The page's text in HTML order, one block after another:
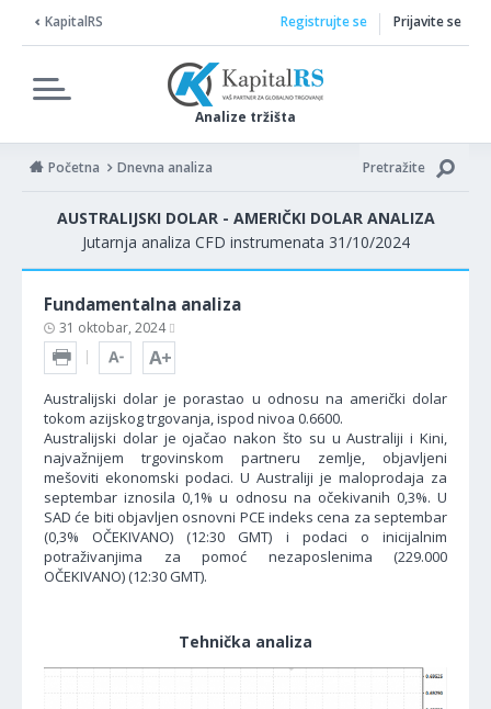
KapitalRS
Analize tržišta
Registrujte se Prijavite se
Početna Dnevna analiza Pretražite
AUSTRALIJSKI DOLAR - AMERIČKI DOLAR ANALIZA
Jutarnja analiza CFD instrumenata 31/10/2024
Fundamentalna analiza
31 oktobar, 2024
Australijski dolar je porastao u odnosu na američki dolar
tokom azijskog trgovanja, ispod nivoa 0.6600.
Australijski dolar je ojačao nakon što su u Australiji i Kini,
najvažnijem trgovinskom partneru zemlje, objavljeni
mešoviti ekonomski podaci. U Australiji je maloprodaja za
septembar iznosila 0,1% u odnosu na očekivanih 0,3%. U
SAD će biti objavljen osnovni PCE indeks cena za septembar
(0,3% OČEKIVANO) (12:30 GMT) i podaci o inicijalnim
potraživanjima za pomoć nezaposlenima (229.000
OČEKIVANO) (12:30 GMT).
Tehnička analiza